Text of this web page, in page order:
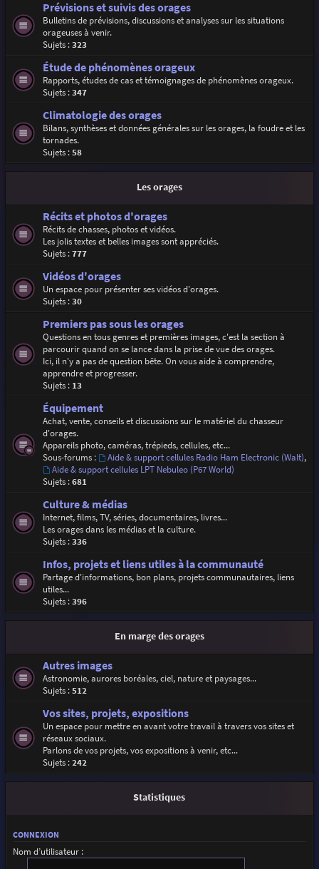
Prévisions et suivis des orages
Bulletins de prévisions, discussions et analyses sur les situations
orageuses à venir.
Sujets :323
Étude de phénomènes orageux
Rapports, études de cas et témoignages de phénomènes orageux.
Sujets :347
Climatologie des orages
Bilans, synthèses et données générales sur les orages, la foudre et les
tornades.
Sujets :58
Les orages
Récits et photos d'orages
Récits de chasses, photos et vidéos.
Les jolis textes et belles images sont appréciés.
Sujets :777
Vidéos d'orages
Un espace pour présenter ses vidéos d'orages.
Sujets :30
Premiers pas sous les orages
Questions en tous genres et premières images, c'est la section à
parcourir quand on se lance dans la prise de vue des orages.
Ici, il n'y a pas de question bête. On vous aide à comprendre,
apprendre et progresser.
Sujets : 13
Équipement
Achat, vente, conseils et discussions sur le matériel du chasseur
d'orages.
Appareils photo, caméras, trépieds, cellules, etc...
Sous-forums :
Aide & support cellules Radio Ham Electronic (Walt),
Aide & support cellules LPT Nebuleo (P67 World)
Sujets :681
Culture & médias
Internet, films, TV, séries, documentaires, livres...
Les orages dans les médias et la culture.
Sujets :336
Infos, projets et liens utiles à la communauté
Partage d'informations, bon plans, projets communautaires, liens
utiles...
Sujets :396
En marge des orages
Autres images
Astronomie, aurores boréales, ciel, nature et paysages...
Sujets :512
Vos sites, projets, expositions
Un espace pour mettre en avant votre travail à travers vos sites et
réseaux sociaux.
Parlons de vos projets, vos expositions à venir, etc...
Sujets :242
Statistiques
CONNEXION
Nom d’utilisateur :